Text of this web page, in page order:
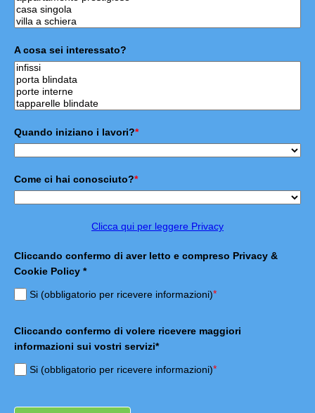
A cosa sei interessato?
Quando iniziano i lavori?*
Come ci hai conosciuto?*
Clicca qui per leggere Privacy
Cliccando confermo di aver letto e compreso Privacy &
Cookie Policy *
Si (obbligatorio per ricevere informazioni)*
Cliccando confermo di volere ricevere maggiori
informazioni sui vostri servizi*
Si (obbligatorio per ricevere informazioni)*